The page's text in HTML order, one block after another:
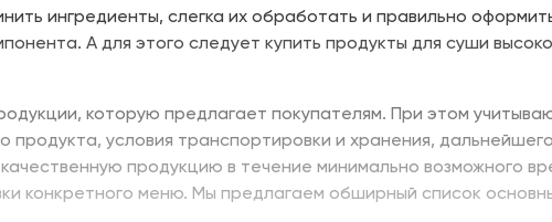
ингредиенты, слегка их обработать и правильно
А для этого следует купить продукты для суши
которую предлагает покупателям. При этом
условия транспортировки и хранения,
продукцию в течение минимально возможного
конкретного меню. Мы предлагаем обширный список